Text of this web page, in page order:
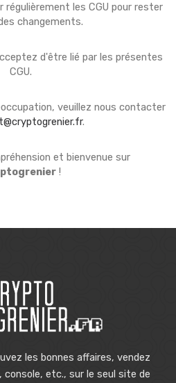
les CGU pour rester
changements.
d'être lié par les présentes
CGU.
veuillez nous contacter
.
et bienvenue sur
!
les bonnes affaires, vendez
etc., sur le seul site de